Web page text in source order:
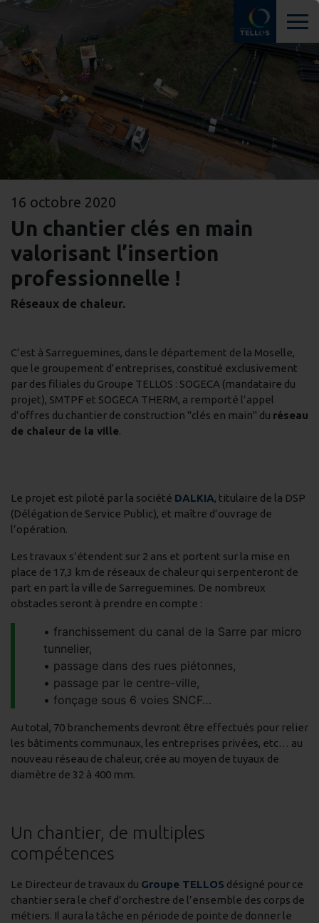
16 octobre 2020
Un chantier clés en main
valorisant l’insertion
professionnelle !
Réseaux de chaleur.
C’est à Sarreguemines, dans le département de la Moselle,
que le groupement d’entreprises, constitué exclusivement
par des filiales du Groupe TELLOS : SOGECA (mandataire du
projet), SMTPF et SOGECA THERM, a remporté l’appel
d’offres du chantier de construction "clés en main" du réseau
de chaleur de la ville.
Le projet est piloté par la société DALKIA, titulaire de la DSP
(Délégation de Service Public), et maître d’ouvrage de
l’opération.
Les travaux s’étendent sur 2 ans et portent sur la mise en
place de 17,3 km de réseaux de chaleur qui serpenteront de
part en part la ville de Sarreguemines. De nombreux
obstacles seront à prendre en compte :
franchissement du canal de la Sarre par micro
tunnelier,
passage dans des rues piétonnes,
passage par le centre-ville,
fonçage sous 6 voies SNCF…
Au total, 70 branchements devront être effectués pour relier
les bâtiments communaux, les entreprises privées, etc… au
nouveau réseau de chaleur, crée au moyen de tuyaux de
diamètre de 32 à 400 mm.
Un chantier, de multiples
compétences
Le Directeur de travaux du Groupe TELLOS désigné pour ce
chantier sera le chef d’orchestre de l’ensemble des corps de
métiers. Il aura la tâche en période de pointe de donner le